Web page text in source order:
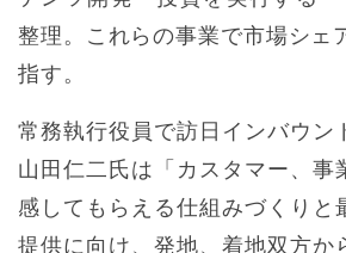
整理。これらの事業で市場シェ
指す。
常務執行役員で訪日インバウン
山田仁二氏は「カスタマー、事
感してもらえる仕組みづくりと
提供に向け、発地、着地双方か